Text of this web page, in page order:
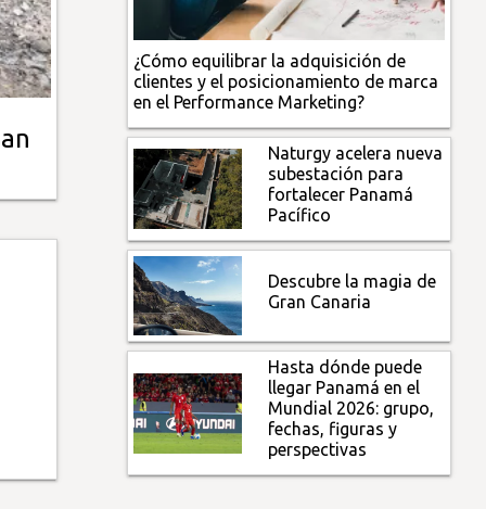
¿Cómo equilibrar la adquisición de
clientes y el posicionamiento de marca
en el Performance Marketing?
Naturgy acelera nueva
subestación para
fortalecer Panamá
Pacífico
Descubre la magia de
Gran Canaria
Hasta dónde puede
llegar Panamá en el
Mundial 2026: grupo,
fechas, figuras y
perspectivas